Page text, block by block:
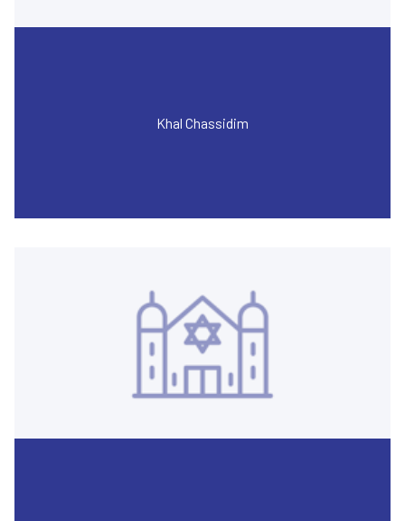
Khal Chassidim